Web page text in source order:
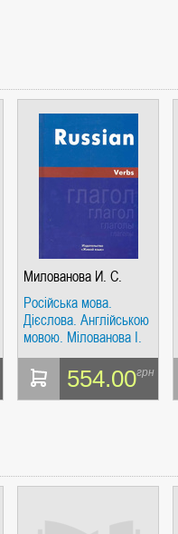
Милованова И. С.
Російська мова.
Дієслова. Англійською
мовою. Мілованова І.
С. Жива Мова
554.00грн